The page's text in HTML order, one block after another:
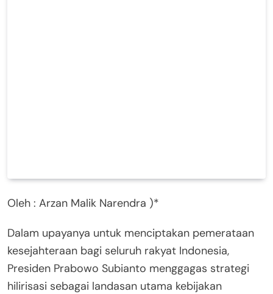
Oleh : Arzan Malik Narendra )*
Dalam upayanya untuk menciptakan pemerataan
kesejahteraan bagi seluruh rakyat Indonesia,
Presiden Prabowo Subianto menggagas strategi
hilirisasi sebagai landasan utama kebijakan